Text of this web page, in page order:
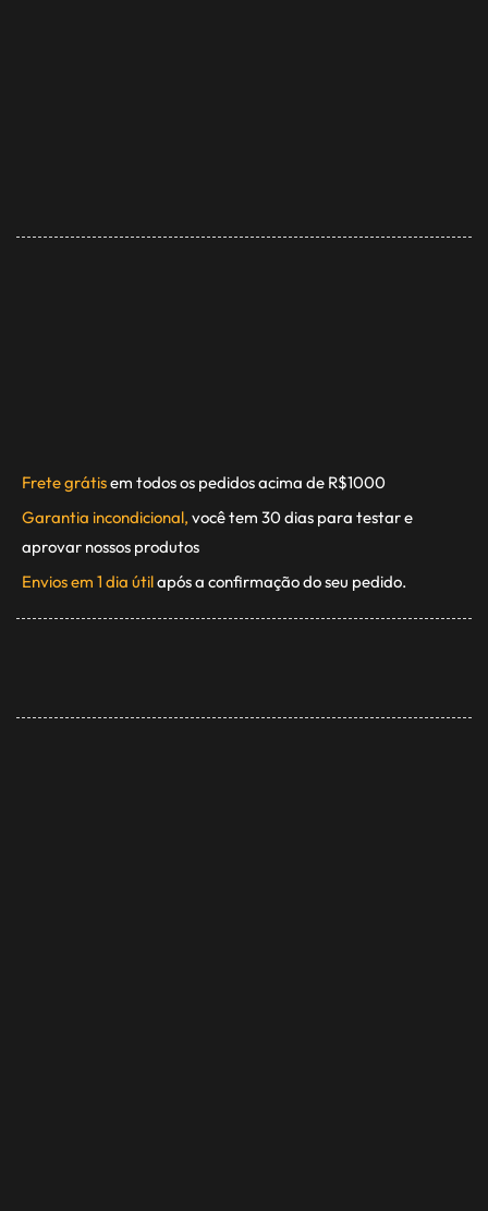
Frete grátisem todos os pedidos acima de R$1000
Garantia incondicional, você tem 30 dias para testar e
aprovar nossos produtos
Envios em 1 dia útilapós a confirmação do seu pedido.